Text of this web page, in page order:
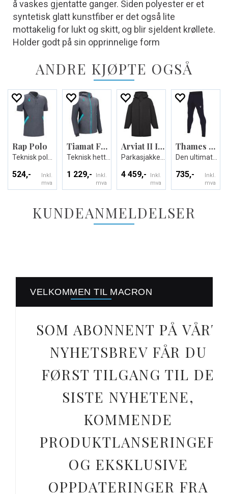
å vaskes gjentatte ganger. Siden polyester er et
syntetisk glatt kunstfiber er det også lite
mottakelig for lukt og skitt, og blir sjeldent krøllete.
Holder godt på sin opprinnelige form
ANDRE KJØPTE OGSÅ
Rap Polo
524,-
Inkl.
mva
Tiamat Full Zip Hoody
Teknisk hettejakke - Unisex
1 229,-
Inkl.
mva
Arviat II Icon jacket
4 459,-
Inkl.
mva
Thames Hero Pant
Den ultimate treningsbuksen - Unisex
735,-
Inkl.
mva
KUNDEANMELDELSER
VELKOMMEN TIL MACRON
SOM ABONNENT PÅ VÅRT
NYHETSBREV FÅR DU
FØRST TILGANG TIL DE
SISTE NYHETENE,
KOMMENDE
PRODUKTLANSERINGER
OG EKSKLUSIVE
OPPDATERINGER FRA